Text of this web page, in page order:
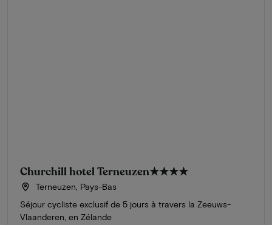
Churchill hotel Terneuzen★★★★
Terneuzen, Pays-Bas
Séjour cycliste exclusif de 5 jours à travers la Zeeuws-
Vlaanderen, en Zélande